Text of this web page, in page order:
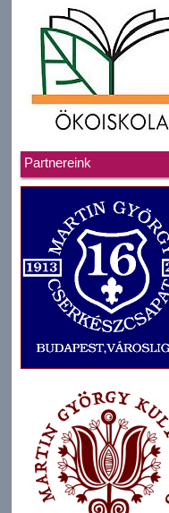
Partnereink